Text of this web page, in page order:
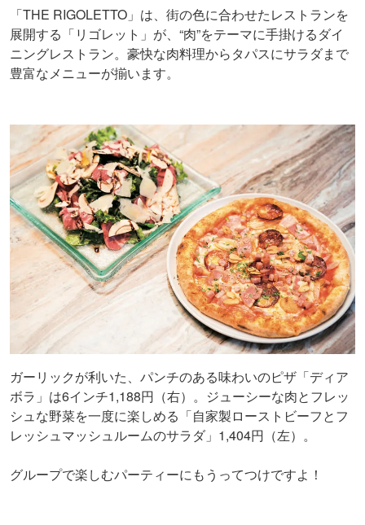
「THE RIGOLETTO」は、街の色に合わせたレストランを
展開する「リゴレット」が、“肉”をテーマに手掛けるダイ
ニングレストラン。豪快な肉料理からタパスにサラダまで
豊富なメニューが揃います。
ガーリックが利いた、パンチのある味わいのピザ「ディア
ボラ」は6インチ1,188円（右）。ジューシーな肉とフレッ
シュな野菜を一度に楽しめる「自家製ローストビーフとフ
レッシュマッシュルームのサラダ」1,404円（左）。
グループで楽しむパーティーにもうってつけですよ！